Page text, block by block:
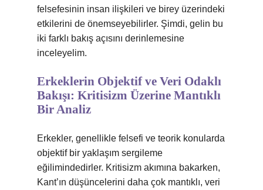
felsefesinin insan ilişkileri ve birey üzerindeki
etkilerini de önemseyebilirler. Şimdi, gelin bu
iki farklı bakış açısını derinlemesine
inceleyelim.
Erkeklerin Objektif ve Veri Odaklı
Bakışı: Kritisizm Üzerine Mantıklı
Bir Analiz
Erkekler, genellikle felsefi ve teorik konularda
objektif bir yaklaşım sergileme
eğilimindedirler. Kritisizm akımına bakarken,
Kant’ın düşüncelerini daha çok mantıklı, veri